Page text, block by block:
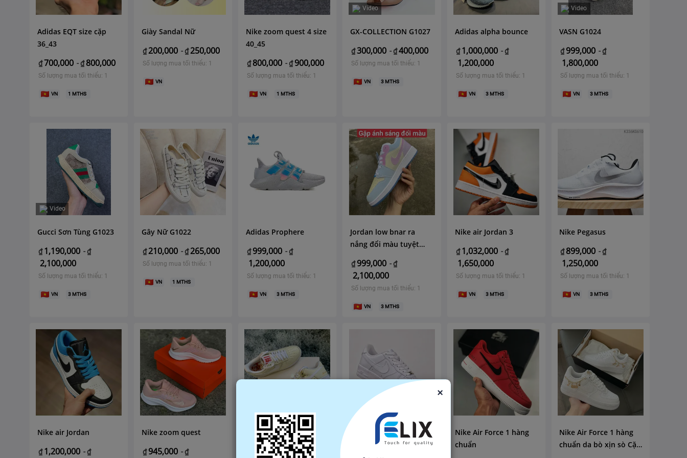
Adidas EQT size cặp
36_43
₫700,000 -₫ 800,000
Số lượng mua tối thiểu: 1
VN 1 MTHS
Giày Sandal Nữ
₫200,000 -₫250,000
Số lượng mua tối thiểu: 1
VN
Nike zoom quest 4 size
40_45
₫ 800,000 -₫ 900,000
Số lượng mua tối thiểu: 1
VN 1 MTHS
Video
GX-COLLECTION G1027
₫300,000 -₫400,000
Số lượng mua tối thiểu: 1
VN 3 MTHS
Adidas alpha bounce
₫ 1,000,000 -₫
1,200,000
Số lượng mua tối thiểu: 1
VN 3 MTHS
Video
VASN G1024
₫ 999,000 -₫
1,800,000
Số lượng mua tối thiểu: 1
VN 3 MTHS
Video
Gucci Sơn Tùng G1023
₫ 1,190,000 -₫
2,100,000
Số lượng mua tối thiểu: 1
VN 3 MTHS
Gây Nữ G1022
₫210,000 -₫265,000
Số lượng mua tối thiểu: 1
VN 1 MTHS
Adidas Prophere
₫ 999,000 -₫
1,200,000
Số lượng mua tối thiểu: 1
VN 3 MTHS
Jordan low bnar ra
nắng đổi màu tuyệt
₫ 999,000 -₫
2,100,000
Số lượng mua tối thiểu: 1
VN 3 MTHS
Nike air Jordan 3
₫ 1,032,000 -₫
1,650,000
Số lượng mua tối thiểu: 1
VN 3 MTHS
Nike Pegasus
₫ 899,000 -₫
1,250,000
Số lượng mua tối thiểu: 1
VN 3 MTHS
Nike air Jordan
₫ 1,200,000 -₫
Nike zoom quest
₫ 945,000 -₫
Nike Air Force 1 hàng
chuẩn
Nike Air Force 1 hàng
chuẩn da bò
Nike Air Force 1 hàng
chuẩn
Nike Air Force 1 hàng
chuẩn da bò xịn sò Cặp
×